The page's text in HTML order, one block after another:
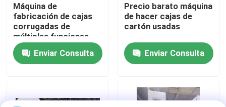
Éntrenos en contacto con
Noticias
impresora del cartón
Máquina de
fabricación de cajas
corrugadas de
múltiples funciones
Enviar Consulta
Precio barato máquina
de hacer cajas de
cartón usadas
Enviar Consulta